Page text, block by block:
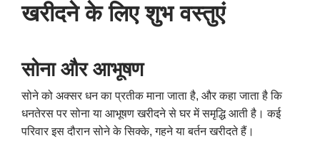
खरीदने के लिए शुभ वस्तुएं
सोना और आभूषण
सोने को अक्सर धन का प्रतीक माना जाता है, और कहा जाता है कि
धनतेरस पर सोना या आभूषण खरीदने से घर में समृद्धि आती है। कई
परिवार इस दौरान सोने के सिक्के, गहने या बर्तन खरीदते हैं।